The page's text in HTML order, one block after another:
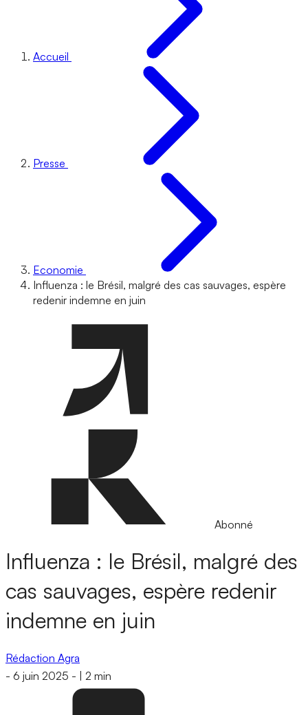
Accueil
Presse
Economie
Influenza : le Brésil, malgré des cas sauvages, espère
redenir indemne en juin
Abonné
Influenza : le Brésil, malgré des
cas sauvages, espère redenir
indemne en juin
Rédaction Agra
- 6 juin 2025 - 2 min